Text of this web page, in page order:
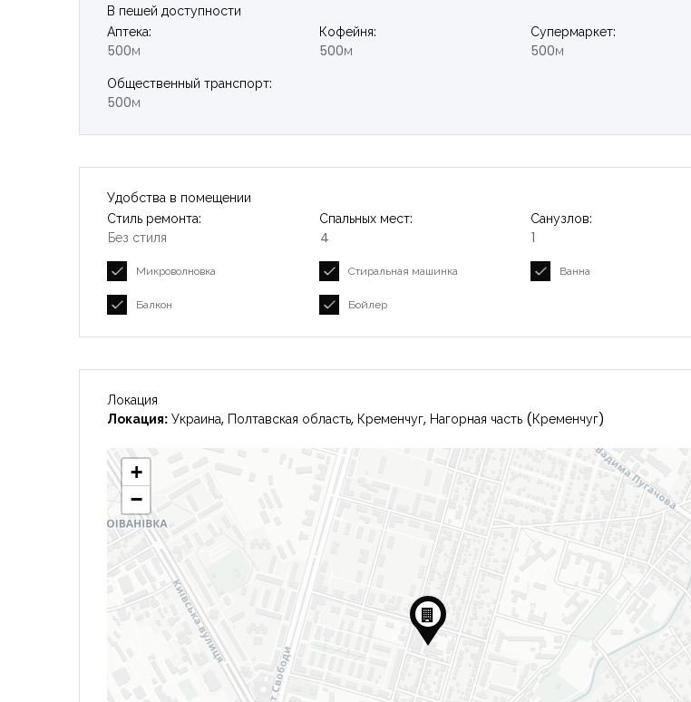
В пешей доступности
Аптека:
500м
Кофейня:
500м
Супермаркет:
500м
Общественный транспорт:
500м
Удобства в помещении
Стиль ремонта:
Без стиля
Спальных мест:
4
Санузлов:
1
Микроволновка Стиральная машинка Ванна
Балкон Бойлер
Локация
Локация: Украина, Полтавская область, Кременчуг, Нагорная часть (Кременчуг)
+
−